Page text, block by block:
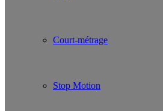
Court-métrage
Stop Motion